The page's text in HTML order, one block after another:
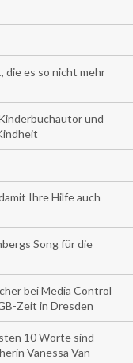
die es so nicht mehr
und
Ihre Hilfe auch
Song für die
bei Media Control
Zeit in Dresden
10 Worte sind
Vanessa Van